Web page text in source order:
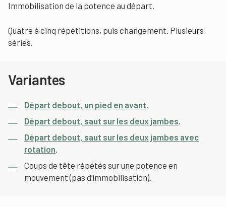
Immobilisation de la potence au départ.
Quatre à cinq répétitions, puis changement. Plusieurs
séries.
Variantes
Départ debout, un pied en avant.
Départ debout, saut sur les deux jambes.
Départ debout, saut sur les deux jambes avec
rotation.
Coups de tête répétés sur une potence en
mouvement (pas d’immobilisation).